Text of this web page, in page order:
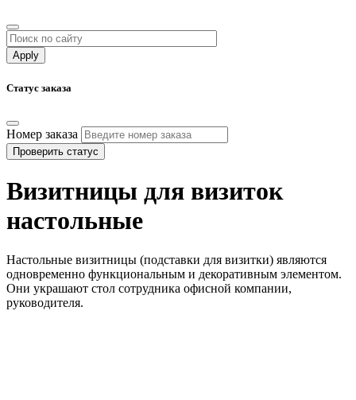
Статус заказа
Номер заказа
Проверить статус
Визитницы для визиток
настольные
Настольные визитницы (подставки для визитки) являются
одновременно функциональным и декоративным элементом.
Они украшают стол сотрудника офисной компании,
руководителя.